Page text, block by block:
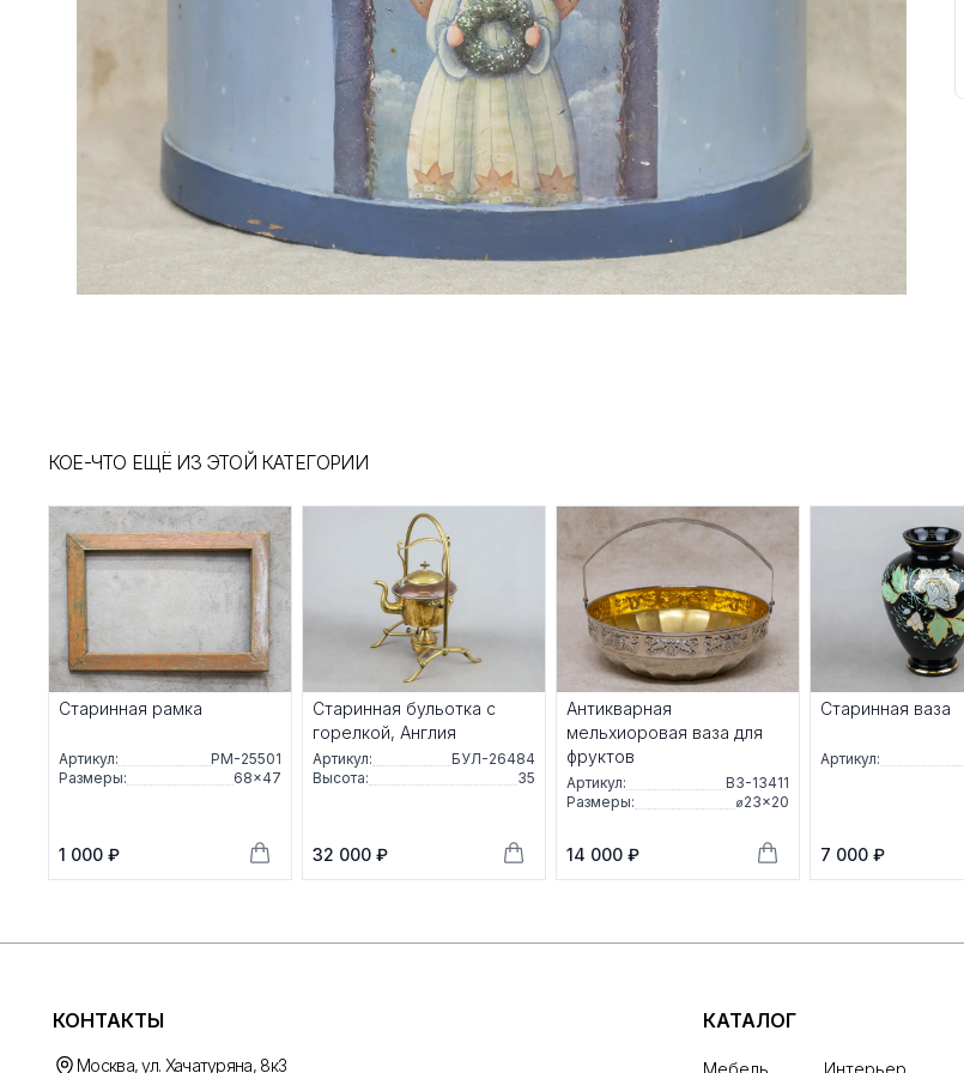
КОЕ-ЧТО ЕЩЁ ИЗ ЭТОЙ КАТЕГОРИИ
Старинная рамка
Артикул:
РМ-25501
Размеры:
68×47
1 000 ₽
Стaриннaя бульотка с
горелкой, Англия
Артикул:
БУЛ-26484
Высота:
35
32 000 ₽
Антикварная
мельхиоровая ваза для
фруктов
Артикул:
ВЗ-13411
Размеры:
⌀23×20
14 000 ₽
Старинная ваза
Артикул:
7 000 ₽
КОНТАКТЫ
Москва, ул. Хачатуряна, 8к3
КАТАЛОГ